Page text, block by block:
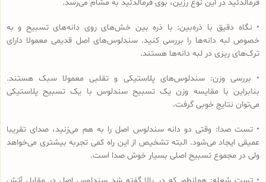
فرمالدئید در این نوع رزین، بوی فرمالدئید به مشام می‌رسد.
• نگاه دقیق با ذره‌بین: با ذره بین خش‌های روی دانه‌های تسبیح و به
خصوص لبه دانه‌ها را بررسی کنید. سندلوس‌های اصل قدیمی معمولا دارای
ترک‌های ریزی در لبه دانه‌ها هستند.
• بررسی وزن: سندلوس‌های پلاستیکی و تقلبی معمولا سبک هستند.
بنابراین با مقایسه وزن یک تسبیح سندلوس با یک تسبیح پلاستیکی
می‌توان نتایج خوبی گرفت.
• تست صدا: وقتی دو دانه سندلوس اصل را به هم می‌زنید، صدای تقریبا
عمیقی ایجاد می‌شود. البته تشخیص از این راه کمی تجربه بیشتری می‌خواهد
ولی در مجموع تسبیح اصلی بسیار خوش صدا است.